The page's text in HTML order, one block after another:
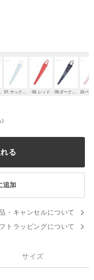
08. レッド
)
る
追加
・キャンセルについて
トラッピングについて
サイズ